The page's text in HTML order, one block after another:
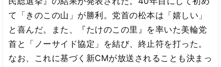
て「きのこの山」が勝利。党首の松本は「嬉しい」
と喜んだ。また、『たけのこの里』を率いた美輪党
首と「ノーサイド協定」を結び、終止符を打った。
なお、これに基づく新CMが放送されることも決まっ